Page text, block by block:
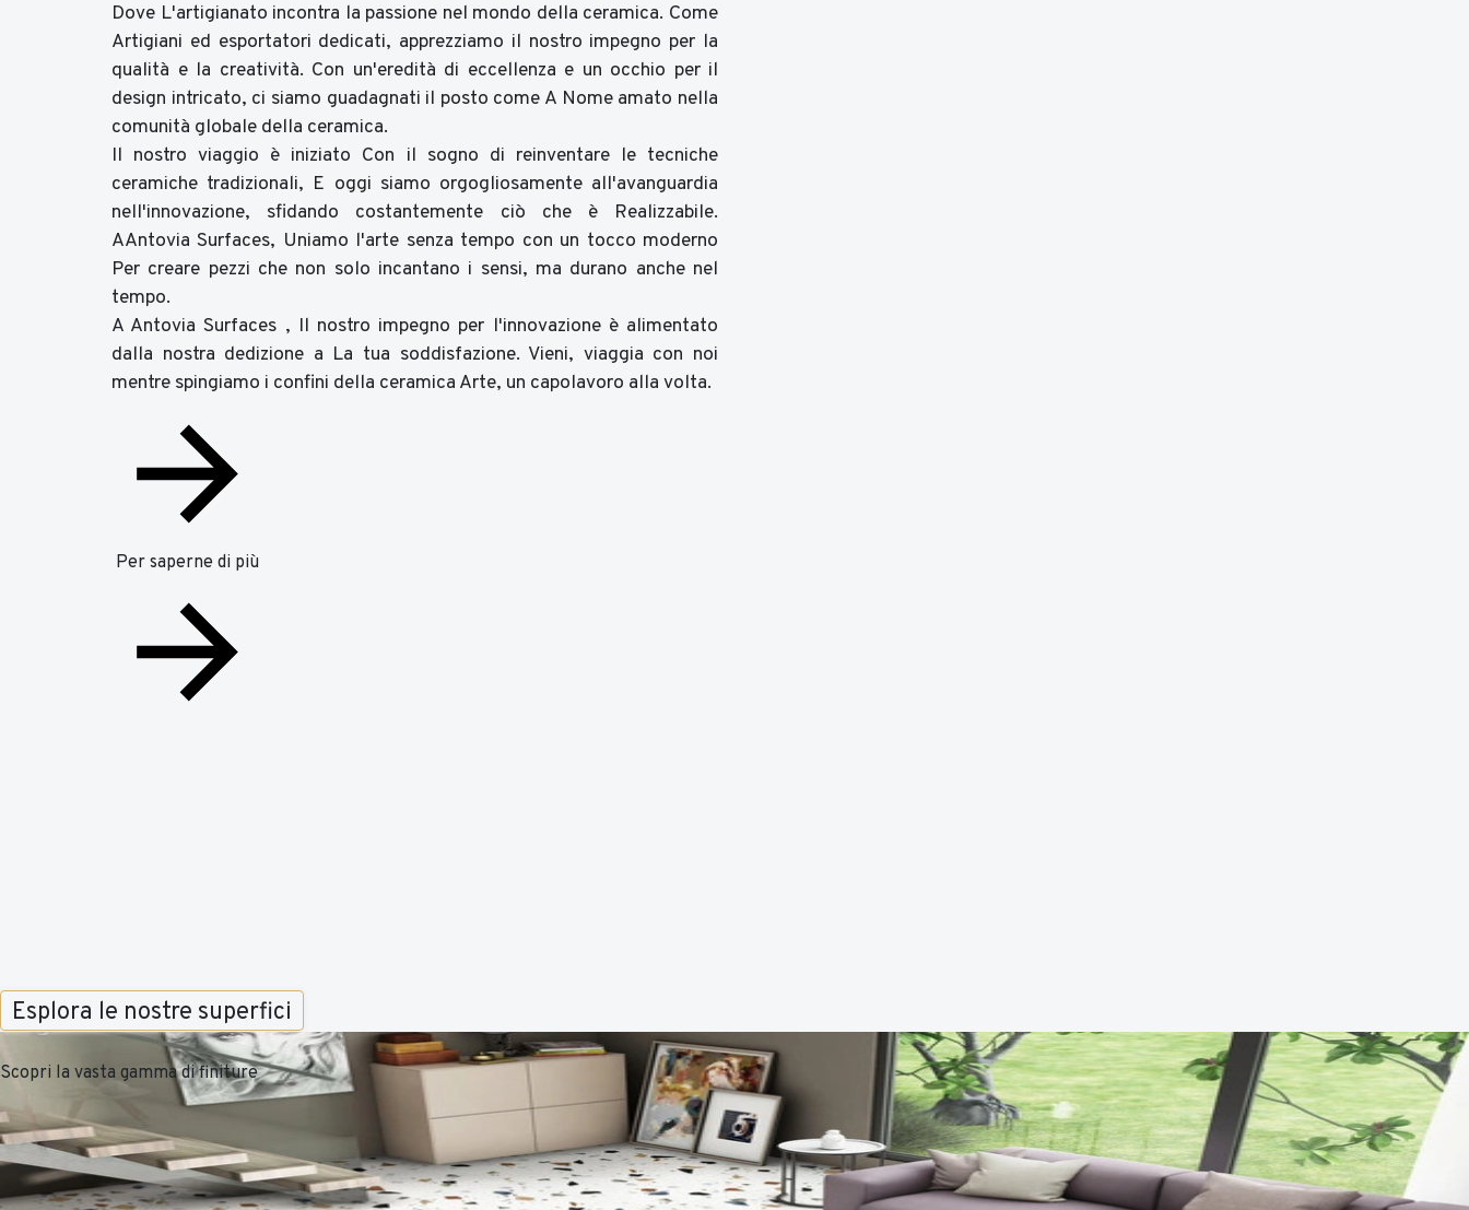
Dove L'artigianato incontra la passione nel mondo della ceramica. Come
Artigiani ed esportatori dedicati, apprezziamo il nostro impegno per la
qualità e la creatività. Con un'eredità di eccellenza e un occhio per il
design intricato, ci siamo guadagnati il posto come A Nome amato nella
comunità globale della ceramica.
Il nostro viaggio è iniziato Con il sogno di reinventare le tecniche
ceramiche tradizionali, E oggi siamo orgogliosamente all'avanguardia
nell'innovazione, sfidando costantemente ciò che è Realizzabile.
AAntovia Surfaces, Uniamo l'arte senza tempo con un tocco moderno
Per creare pezzi che non solo incantano i sensi, ma durano anche nel
tempo.
A Antovia Surfaces , Il nostro impegno per l'innovazione è alimentato
dalla nostra dedizione a La tua soddisfazione. Vieni, viaggia con noi
mentre spingiamo i confini della ceramica Arte, un capolavoro alla volta.
Per saperne di più
Esplora le nostre superfici
Scopri la vasta gamma di finiture